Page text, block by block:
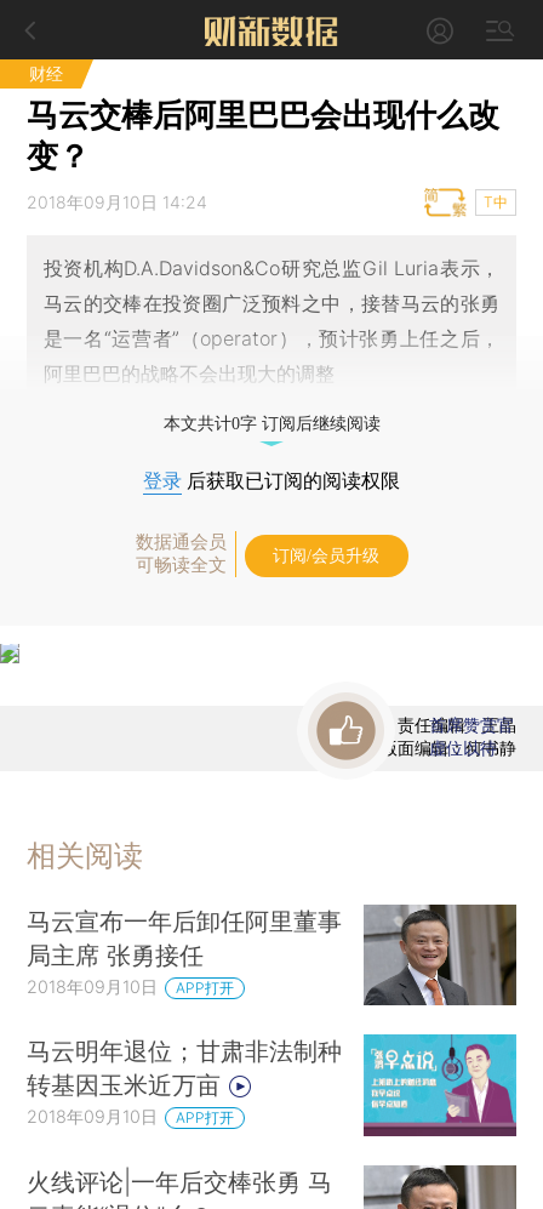
财经
马云交棒后阿里巴巴会出现什么改
变？
2018年09月10日 14:24 T中
投资机构D.A.Davidson&Co研究总监Gil Luria表示，
马云的交棒在投资圈广泛预料之中，接替马云的张勇
是一名“运营者”（operator），预计张勇上任之后，
阿里巴巴的战略不会出现大的调整
本文共计0字 订阅后继续阅读
登录 后获取已订阅的阅读权限
数据通会员
可畅读全文
订阅/会员升级
责任编辑：王晶
版面编辑：何书静
首席赞赏官
虚位以待
相关阅读
马云宣布一年后卸任阿里董事
局主席 张勇接任
2018年09月10日 APP打开
马云明年退位；甘肃非法制种
转基因玉米近万亩
2018年09月10日 APP打开
火线评论|一年后交棒张勇 马